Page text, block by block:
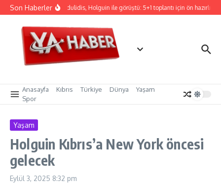
İçeriğe atla
Son HaberlerHristodulidis, Holguin ile görüştü: 5+1 toplantı için ön hazırlık
Anasayfa Kıbrıs Türkiye Dünya
Yaşam
Spor
Yaşam
Holguin Kıbrıs’a New York öncesi
gelecek
Eylül 3, 2025 8:32 pm